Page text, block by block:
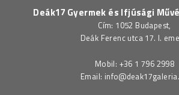
Deák17 Gyermek és Ifjúsági
Cím: 1052 Budapest,
Deák Ferenc utca 17. I.
Mobil: +36 1 796 2998
Email: